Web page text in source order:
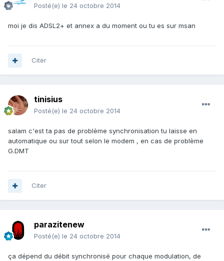
Posté(e) le 24 octobre 2014
moi je dis ADSL2+ et annex a du moment ou tu es sur msan
Citer
tinisius
Posté(e) le 24 octobre 2014
salam c'est ta pas de problème synchronisation tu laisse en
automatique ou sur tout selon le modem , en cas de problème
G.DMT
Citer
parazitenew
Posté(e) le 24 octobre 2014
ça dépend du débit synchronisé pour chaque modulation, de